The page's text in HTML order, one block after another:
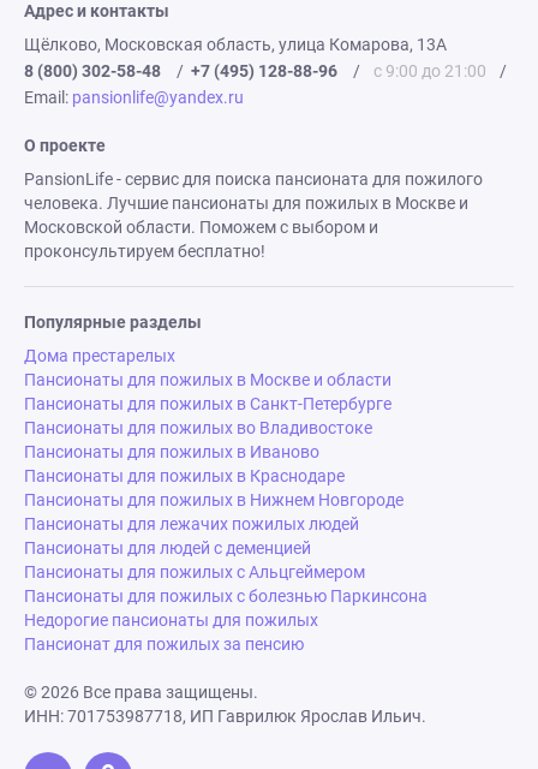
Адрес и контакты
Щёлково, Московская область, улица Комарова, 13А
8 (800) 302-58-48
/ +7 (495) 128-88-96 / с 9:00 до 21:00
/
Email: pansionlife@yandex.ru
О проекте
PansionLife - сервис для поиска пансионата для пожилого
человека. Лучшие пансионаты для пожилых в Москве и
Московской области. Поможем с выбором и
проконсультируем бесплатно!
Популярные разделы
Дома престарелых
Пансионаты для пожилых в Москве и области
Пансионаты для пожилых в Санкт-Петербурге
Пансионаты для пожилых во Владивостоке
Пансионаты для пожилых в Иваново
Пансионаты для пожилых в Краснодаре
Пансионаты для пожилых в Нижнем Новгороде
Пансионаты для лежачих пожилых людей
Пансионаты для людей с деменцией
Пансионаты для пожилых с Альцгеймером
Пансионаты для пожилых с болезнью Паркинсона
Недорогие пансионаты для пожилых
Пансионат для пожилых за пенсию
© 2026 Все права защищены.
ИНН: 701753987718, ИП Гаврилюк Ярослав Ильич.